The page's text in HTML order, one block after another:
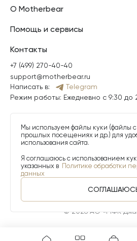
О Motherbear
Помощь и сервисы
Контакты
+7 (499) 270-40-40
support@motherbear.ru
Написать в:
Telegram
Режим работы: Ежедневно с 9:30 до
© 2026 АО «МФК
Мы используем файлы куки (файлы
прошлых посещениях и др.) для
использования сайта.
Я соглашаюсь с использованием
указанных в Политике обработки
данных